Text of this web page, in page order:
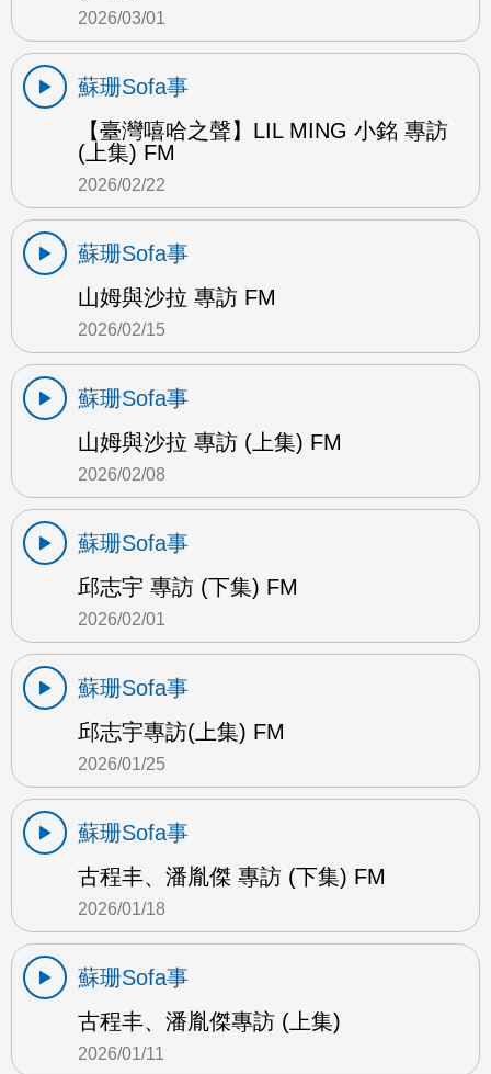
2026/03/01
蘇珊Sofa事
【臺灣嘻哈之聲】LIL MING 小銘 專訪
(上集) FM
2026/02/22
蘇珊Sofa事
山姆與沙拉 專訪 FM
2026/02/15
蘇珊Sofa事
山姆與沙拉 專訪 (上集) FM
2026/02/08
蘇珊Sofa事
邱志宇 專訪 (下集) FM
2026/02/01
蘇珊Sofa事
邱志宇專訪(上集) FM
2026/01/25
蘇珊Sofa事
古程丰、潘胤傑 專訪 (下集) FM
2026/01/18
蘇珊Sofa事
古程丰、潘胤傑專訪 (上集)
2026/01/11